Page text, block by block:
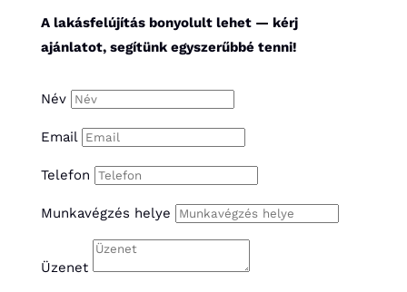
A lakásfelújítás bonyolult lehet — kérj
ajánlatot, segítünk egyszerűbbé tenni!
Név
Email
Telefon
Munkavégzés helye
Üzenet